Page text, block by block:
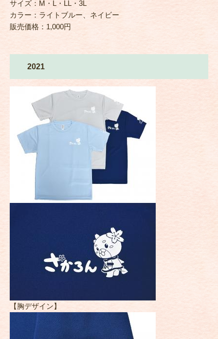
サイズ：M・L・LL・3L
カラー：ライトブルー、ネイビー
販売価格：1,000円
2021
【胸デザイン】